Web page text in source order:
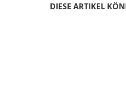
DIESE ARTIKEL